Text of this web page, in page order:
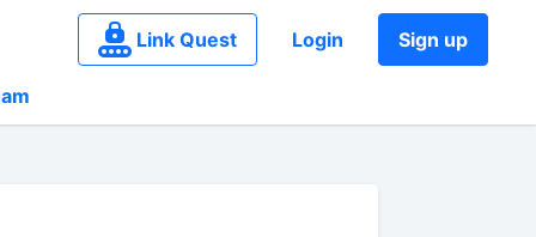
Link Quest Login Sign up